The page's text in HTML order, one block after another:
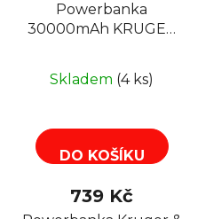
Powerbanka
30000mAh KRUGER
Skladem (4 ks)
DO KOŠÍKU
739 Kč